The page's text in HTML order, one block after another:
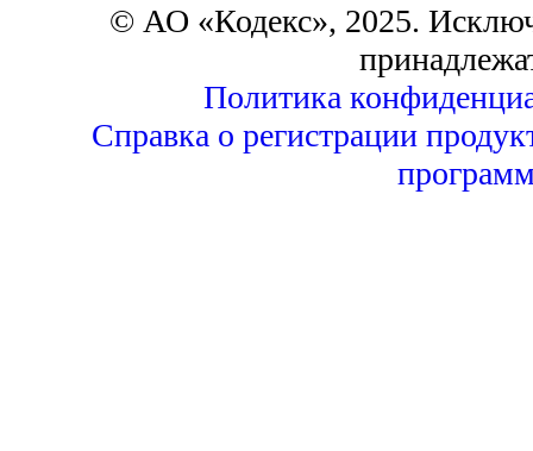
© АО «Кодекс», 2025.
Политика
Справка о регистрации